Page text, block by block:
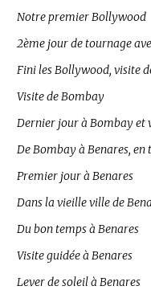
Notre premier Bollywood
2ème jour de tournage
Fini les Bollywood, visite
Visite de Bombay
Dernier jour à Bombay et
De Bombay à Benares, en
Premier jour à Benares
Dans la vieille ville de
Du bon temps à Benares
Visite guidée à Benares
Lever de soleil à Benares